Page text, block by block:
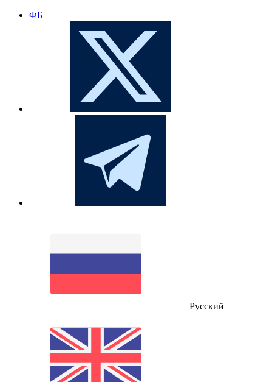
ФБ
Русский